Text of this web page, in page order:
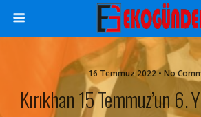
16 Temmuz 2022 • No
Kırıkhan 15 Temmuz’un 6.